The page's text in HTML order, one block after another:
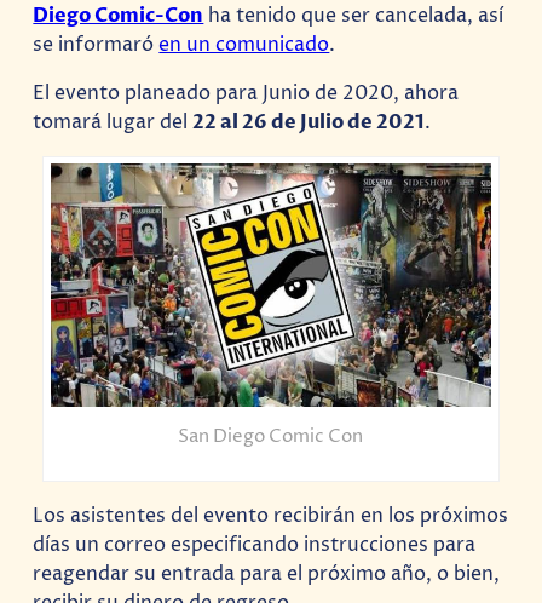
Diego Comic-Con ha tenido que ser cancelada, así
se informaróen un comunicado.
El evento planeado para Junio de 2020, ahora
tomará lugar del22 al 26 de Julio de 2021.
San Diego Comic Con
Los asistentes del evento recibirán en los próximos
días un correo especificando instrucciones para
reagendar su entrada para el próximo año, o bien,